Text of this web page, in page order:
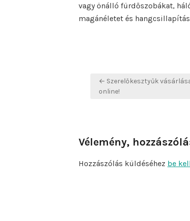
vagy önálló fürdőszobákat,
magánéletet és
Bejegyzés
navigáció
← Szerelőkesztyűk
online!
Vélemény,
Hozzászólás küldéséhez be